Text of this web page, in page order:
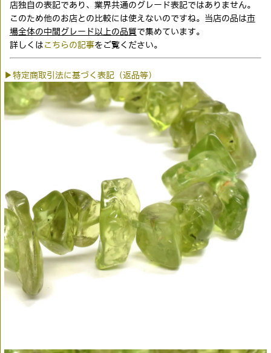
店独自の表記であり、業界共通のグレード表記ではありません。
このため他のお店との比較には使えないのですね。当店の品は市
場全体の中間グレード以上の品質で集めています。
詳しくは こちらの記事をご覧ください。
▶特定商取引法に基づく表記（返品等）